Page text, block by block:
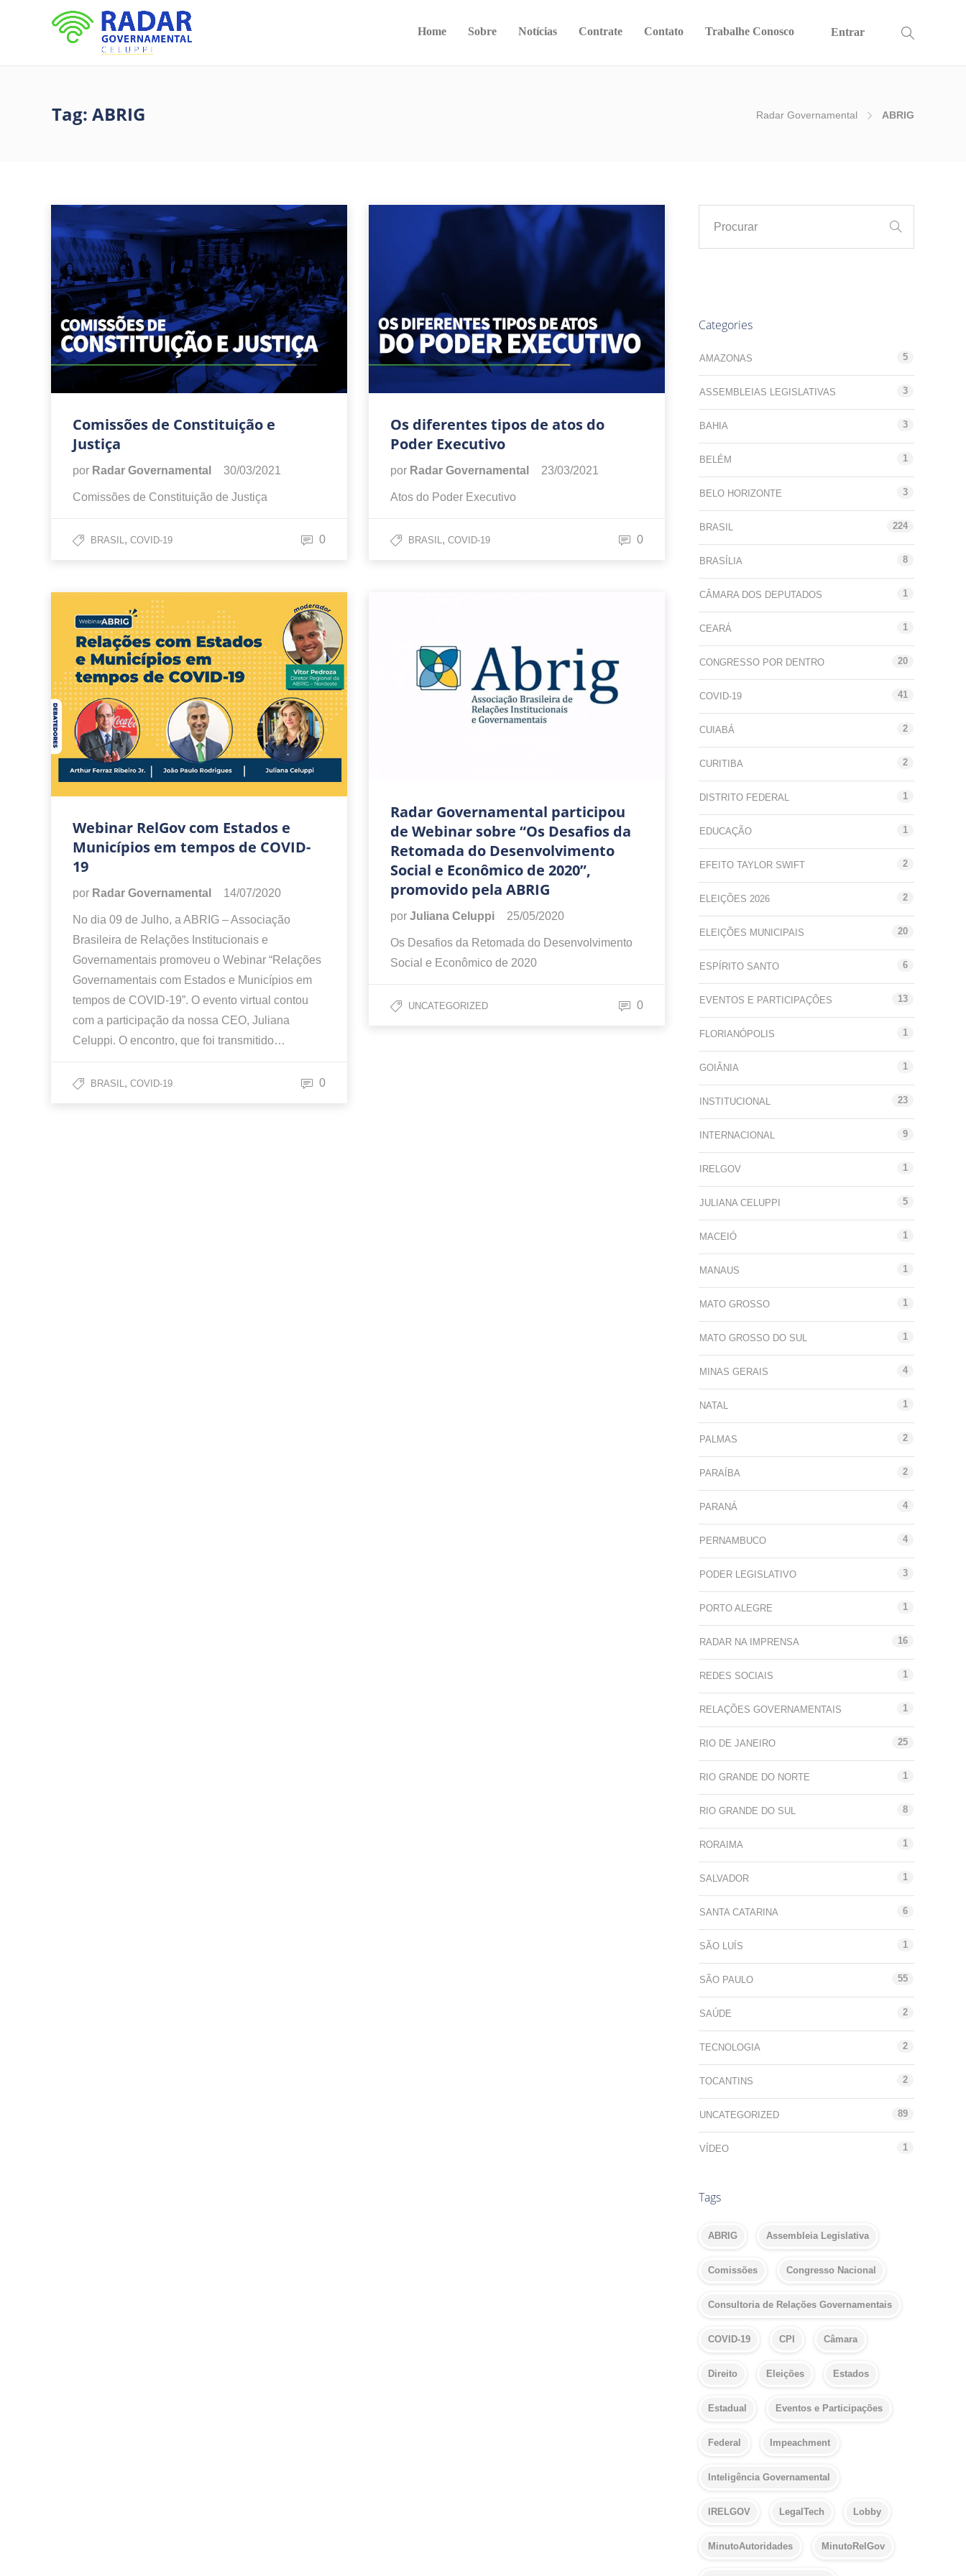
Home Sobre Notícias Contrate Contato Trabalhe Conosco Entrar
Tag: ABRIG Radar Governamental ABRIG
Comissões de Constituição e
Justiça
por Radar Governamental 30/03/2021
Comissões de Constituição de Justiça
BRASIL, COVID-19 0
Os diferentes tipos de atos do
Poder Executivo
por Radar Governamental 23/03/2021
Atos do Poder Executivo
BRASIL, COVID-19 0
Webinar RelGov com Estados e
Municípios em tempos de COVID-
19
por Radar Governamental 14/07/2020
No dia 09 de Julho, a ABRIG – Associação
Brasileira de Relações Institucionais e
Governamentais promoveu o Webinar “Relações
Governamentais com Estados e Municípios em
tempos de COVID-19”. O evento virtual contou
com a participação da nossa CEO, Juliana
Celuppi. O encontro, que foi transmitido…
BRASIL , COVID-19 0
Radar Governamental participou
de Webinar sobre “Os Desafios da
Retomada do Desenvolvimento
Social e Econômico de 2020”,
promovido pela ABRIG
por Juliana Celuppi 25/05/2020
Os Desafios da Retomada do Desenvolvimento
Social e Econômico de 2020
UNCATEGORIZED 0
Categories
AMAZONAS 5
ASSEMBLEIAS LEGISLATIVAS 3
BAHIA 3
BELÉM 1
BELO HORIZONTE 3
BRASIL 224
BRASÍLIA 8
CÂMARA DOS DEPUTADOS 1
CEARÁ 1
CONGRESSO POR DENTRO 20
COVID-19 41
CUIABÁ 2
CURITIBA 2
DISTRITO FEDERAL 1
EDUCAÇÃO 1
EFEITO TAYLOR SWIFT 2
ELEIÇÕES 2026 2
ELEIÇÕES MUNICIPAIS 20
ESPÍRITO SANTO 6
EVENTOS E PARTICIPAÇÕES 13
FLORIANÓPOLIS 1
GOIÂNIA 1
INSTITUCIONAL 23
INTERNACIONAL 9
IRELGOV 1
JULIANA CELUPPI 5
MACEIÓ 1
MANAUS 1
MATO GROSSO 1
MATO GROSSO DO SUL 1
MINAS GERAIS 4
NATAL 1
PALMAS 2
PARAÍBA 2
PARANÁ 4
PERNAMBUCO 4
PODER LEGISLATIVO 3
PORTO ALEGRE 1
RADAR NA IMPRENSA 16
REDES SOCIAIS 1
RELAÇÕES GOVERNAMENTAIS 1
RIO DE JANEIRO 25
RIO GRANDE DO NORTE 1
RIO GRANDE DO SUL 8
RORAIMA 1
SALVADOR 1
SANTA CATARINA 6
SÃO LUÍS 1
SÃO PAULO 55
SAÚDE 2
TECNOLOGIA 2
TOCANTINS 2
UNCATEGORIZED 89
VÍDEO 1
Tags
ABRIG Assembleia Legislativa
Comissões Congresso Nacional
Consultoria de Relações Governamentais
COVID-19 CPI Câmara
Direito Eleições Estados
Estadual Eventos e Participações
Federal Impeachment
Inteligência Governamental
IRELGOV LegalTech Lobby
MinutoAutoridades MinutoRelGov